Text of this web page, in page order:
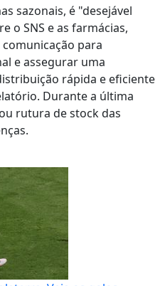
sazonais, é "desejável
o SNS e as farmácias,
para
e assegurar uma
rápida e eficiente
Durante a última
rutura de stock das